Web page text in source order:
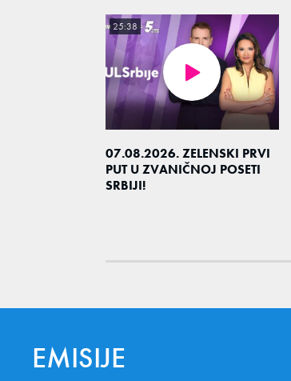
07.08.2026. ZELENSKI PRVI
PUT U ZVANIČNOJ POSETI
SRBIJI!
25:38
EMISIJE